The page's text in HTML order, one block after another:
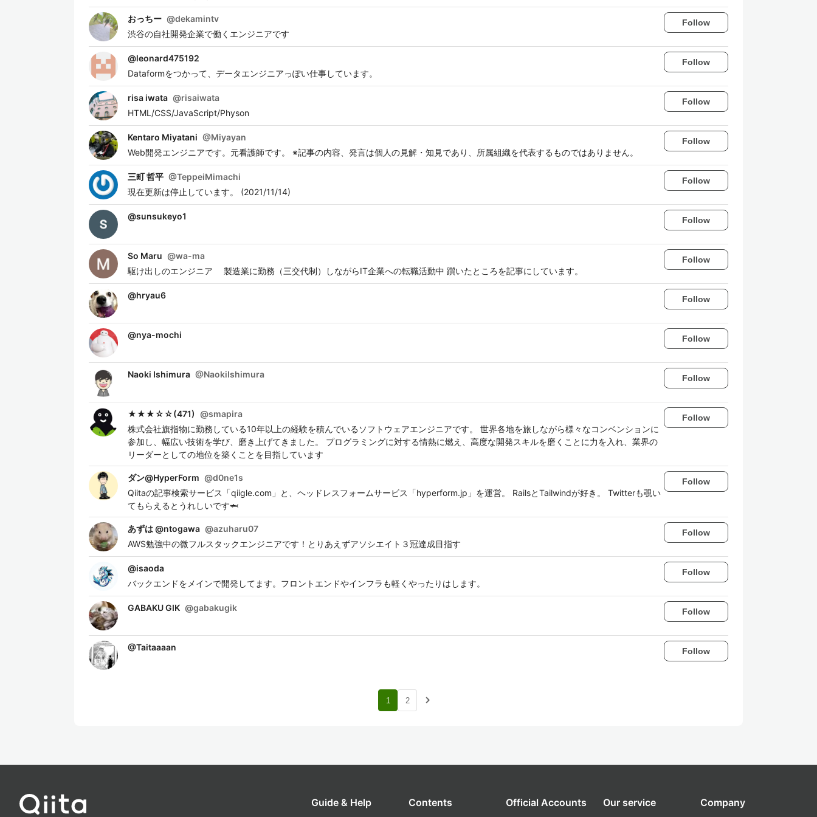
おっちー @dekamintv
渋谷の自社開発企業で働くエンジニアです
Follow
@leonard475192
Dataformをつかって、データエンジニアっぽい仕事しています。
Follow
risa iwata @risaiwata
HTML/CSS/JavaScript/Physon
Follow
Kentaro Miyatani @Miyayan
Web開発エンジニアです。元看護師です。 ※記事の内容、発言は個人の見解・知見であり、所属組織を代表するものではありません。
Follow
三町 哲平 @TeppeiMimachi
現在更新は停止しています。 (2021/11/14)
Follow
@sunsukeyo1 Follow
So Maru @wa-ma
駆け出しのエンジニア 製造業に勤務（三交代制）しながらIT企業への転職活動中 躓いたところを記事にしています。
Follow
@hryau6 Follow
@nya-mochi Follow
Naoki Ishimura @NaokiIshimura Follow
★★★☆☆(471) @smapira
株式会社旗指物に勤務している10年以上の経験を積んでいるソフトウェアエンジニアです。 世界各地を旅しながら様々なコンベンションに
参加し、幅広い技術を学び、磨き上げてきました。 プログラミングに対する情熱に燃え、高度な開発スキルを磨くことに力を入れ、業界の
リーダーとしての地位を築くことを目指しています
Follow
ダン@HyperForm @d0ne1s
Qiitaの記事検索サービス「qiigle.com」と、ヘッドレスフォームサービス「hyperform.jp」を運営。 RailsとTailwindが好き。 Twitterも覗い
てもらえるとうれしいです🦈
Follow
あずは @ntogawa @azuharu07
AWS勉強中の微フルスタックエンジニアです！とりあえずアソシエイト３冠達成目指す
Follow
@isaoda
バックエンドをメインで開発してます。フロントエンドやインフラも軽くやったりはします。
Follow
GABAKU GIK @gabakugik Follow
@Taitaaaan Follow
1 2 navigate_next
Guide & Help Contents Official Accounts Our service Company